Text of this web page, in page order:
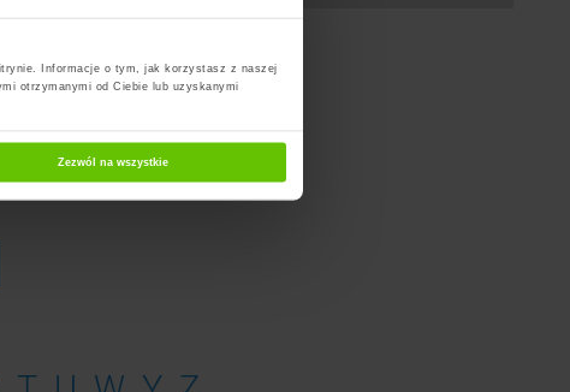
Informacje o tym, jak korzystasz z naszej
otrzymanymi od Ciebie lub uzyskanymi
Zezwól na wszystkie